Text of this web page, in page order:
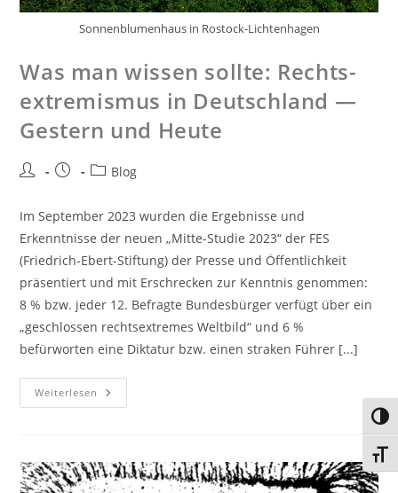
Sonnenblumenhaus in Rostock-Lichtenhagen
Was man wis­sen soll­te: Rechts­
extre­mis­mus in Deutsch­land —
Ges­tern und Heu­te
Blog
Im September 2023 wurden die Ergebnisse und
Erkenntnisse der neuen „Mitte-Studie 2023“ der FES
(Friedrich-Ebert-Stiftung) der Presse und Öffentlichkeit
präsentiert und mit Erschrecken zur Kenntnis genommen:
8 % bzw. jeder 12. Befragte Bundesbürger verfügt über ein
„geschlossen rechtsextremes Weltbild“ und 6 %
befürworten eine Diktatur bzw. einen straken Führer [...]
Weiterlesen